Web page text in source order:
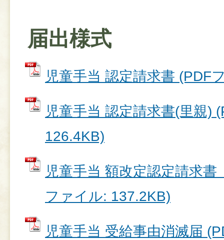
届出様式
児童手当 認定請求書 (PDF
児童手当 認定請求書(里親)
126.4KB)
児童手当 額改定認定請求書
ファイル: 137.2KB)
児童手当 受給事由消滅届